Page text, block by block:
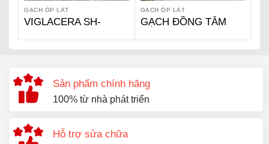
GẠCH ỐP LÁT
VIGLACERA SH-
GẠCH ỐP LÁT
GẠCH ĐỒNG TÂM
Sản phẩm chính hãng
100% từ nhà phát triển
Hỗ trợ sửa chữa